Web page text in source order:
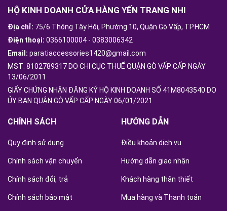
HỘ KINH DOANH CỬA HÀNG YẾN TRANG NHI
Địa chỉ: 75/6 Thông Tây Hội, Phường 10, Quận Gò Vấp, TP.HCM
Điện thoại: 0366100004 - 0383006342
Email: paratiaccessories1420@gmail.com
MST: 8102789317 DO CHI CỤC THUẾ QUẬN GÒ VẤP CẤP NGÀY
13/06/2011
GIẤY CHỨNG NHẬN ĐĂNG KÝ HỘ KINH DOANH SỐ 41M8043540 DO
ỦY BAN QUẬN GÒ VẤP CẤP NGÀY 06/01/2021
CHÍNH SÁCH
Quy định sử dụng
Chính sách vận chuyển
Chính sách đổi, trả
Chính sách bảo mật
HƯỚNG DẪN
Điều khoản dịch vụ
Hướng dẫn giao nhận
Khách hàng thân thiết
Mua hàng và Thanh toán